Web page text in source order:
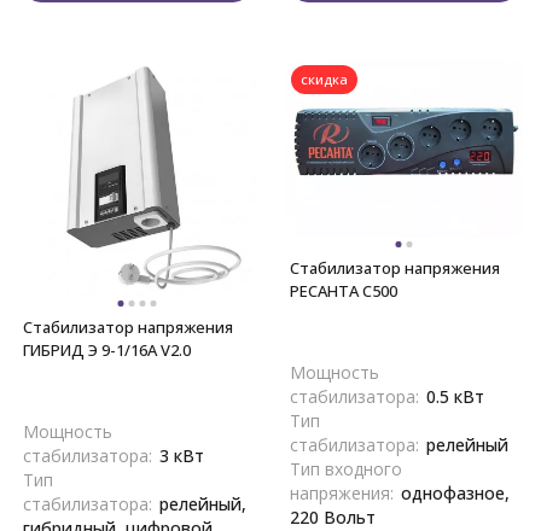
Стабилизатор напряжения
ГИБРИД Э 9-1/16A V2.0
Мощность
стабилизатора: 3 кВт
Тип
стабилизатора: релейный,
скидка
Стабилизатор напряжения
РЕСАНТА С500
Мощность
стабилизатора: 0.5 кВт
Тип
стабилизатора: релейный
Тип входного
напряжения: однофазное,
220 Вольт